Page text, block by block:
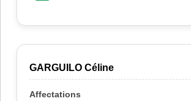
GARGUILO Céline